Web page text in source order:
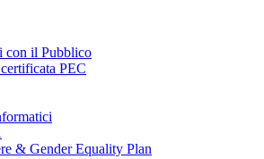
con il Pubblico
PEC
& Gender Equality Plan